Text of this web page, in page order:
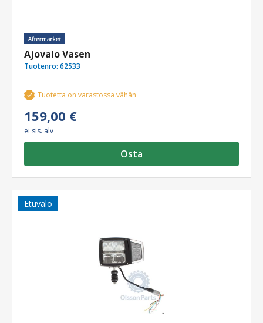
Ajovalo Vasen
Tuotenro: 62533
Tuotetta on varastossa vähän
159,00 €
ei sis. alv
Osta
Etuvalo